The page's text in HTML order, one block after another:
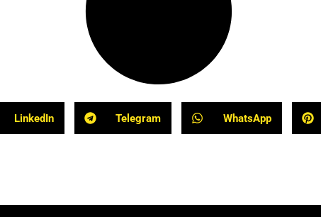
LinkedIn Telegram WhatsApp